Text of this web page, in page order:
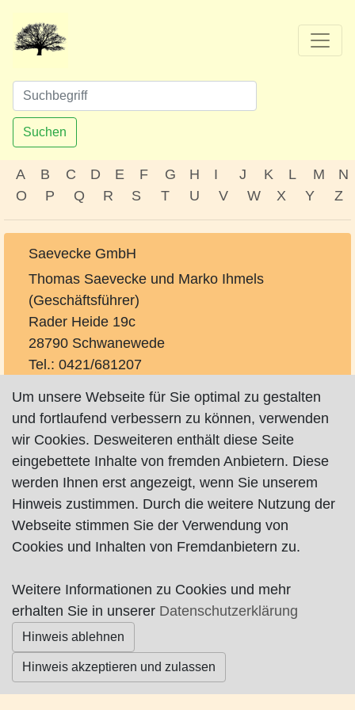
Suchen
A B C D E F G H I J K L M
N
O
P Q R S T U V W X Y Z
Saevecke GmbH
Thomas Saevecke und Marko Ihmels
(Geschäftsführer)
Rader Heide 19c
28790 Schwanewede
Tel.: 0421/681207
Isolierungen, Wärme-, Kälte-, Schall- und
Brandschutz.
© Worpswede24 2015-2026
Um unsere Webseite für Sie optimal zu gestalten
und fortlaufend verbessern zu können, verwenden
wir Cookies. Desweiteren enthält diese Seite
eingebettete Inhalte von fremden Anbietern. Diese
werden Ihnen erst angezeigt, wenn Sie unserem
Hinweis zustimmen. Durch die weitere Nutzung der
Webseite stimmen Sie der Verwendung von
Cookies und Inhalten von Fremdanbietern zu.
Weitere Informationen zu Cookies und mehr
erhalten Sie in unserer Datenschutzerklärung
Hinweis ablehnen
Hinweis akzeptieren und zulassen